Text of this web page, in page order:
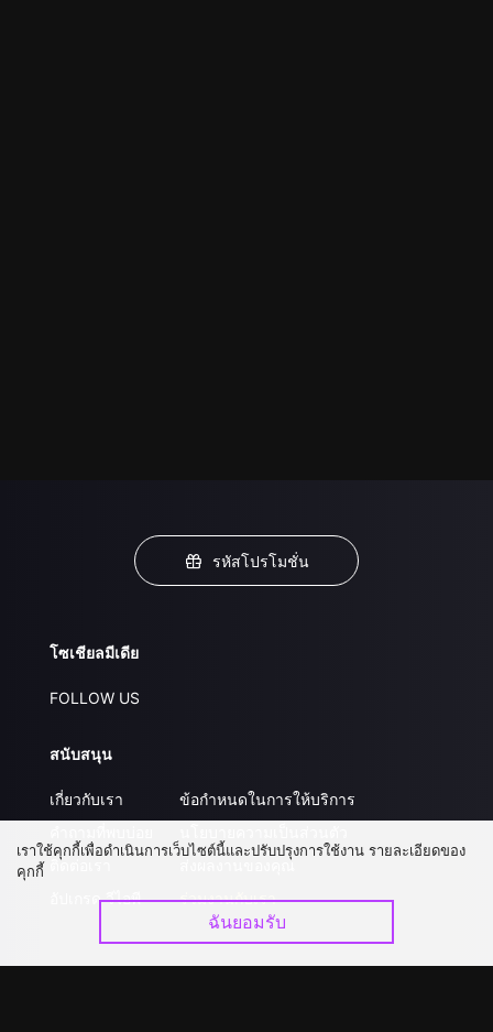
รหัสโปรโมชั่น
โซเชียลมีเดีย
FOLLOW US
สนับสนุน
เกี่ยวกับเรา
ติดต่อเรา
อัปเกรด วีไอพี
ข้อกำหนดในการให้บริการ
ส่งผลงานของคุณ
ร่วมงานกับเรา
เราใช้คุกกี้เพื่อดำเนินการเว็บไซต์นี้และปรับปรุงการใช้งาน รายละเอียดของ
คุกกี้
ฉันยอมรับ